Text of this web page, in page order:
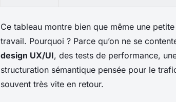
Ce tableau montre bien que même une
travail. Pourquoi ? Parce qu’on ne se
design UX/UI, des tests de performance,
structuration sémantique pensée pour le
souvent très vite en retour.